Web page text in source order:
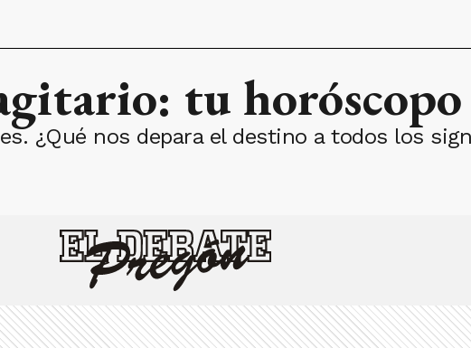
tu
¿Qué nos depara el destino a todos los